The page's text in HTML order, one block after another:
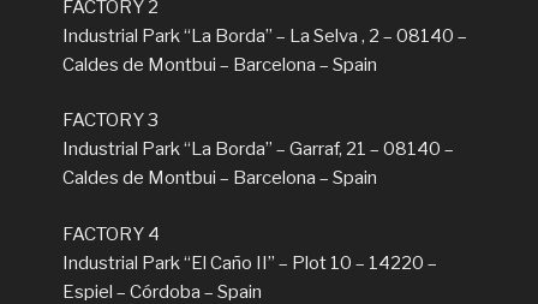
FACTORY 2
Industrial Park “La Borda” – La Selva , 2 – 08140 –
Caldes de Montbui – Barcelona – Spain
FACTORY 3
Industrial Park “La Borda” – Garraf, 21 – 08140 –
Caldes de Montbui – Barcelona – Spain
FACTORY 4
Industrial Park “El Caño II” – Plot 10 – 14220 –
Espiel – Córdoba – Spain